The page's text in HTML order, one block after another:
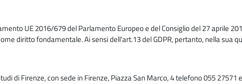
UE 2016/679 del Parlamento Europeo e del Consiglio del 27 aprile
diritto fondamentale. Ai sensi dell'art.13 del GDPR, pertanto, nella sua
di Firenze, con sede in Firenze, Piazza San Marco, 4 telefono 055 27571